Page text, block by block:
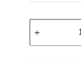
Absolution
Aura
Sérum